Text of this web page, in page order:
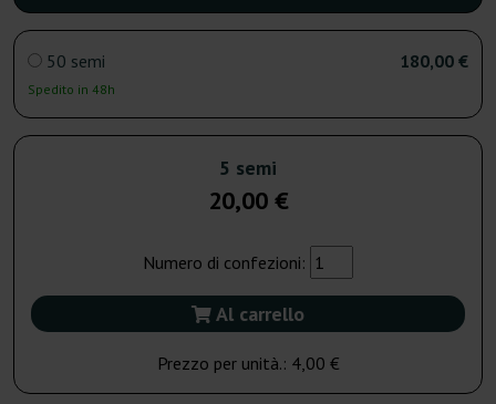
50 semi
Spedito in 48h
180,00 €
5 semi
20,00 €
Numero di confezioni:
Al carrello
Prezzo per unità.: 4,00 €